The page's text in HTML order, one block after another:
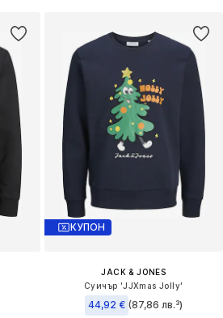
КУПОН
JACK & JONES
Суичър 'JJXmas Jolly'
44,92 € (87,86 лв.³)